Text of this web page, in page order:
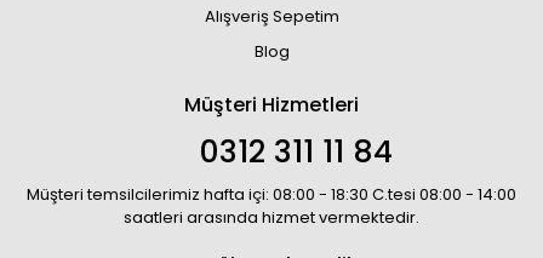
Alışveriş Sepetim
Blog
Müşteri Hizmetleri
0312 311 11 84
Müşteri temsilcilerimiz hafta içi: 08:00 - 18:30 C.tesi 08:00 - 14:00
saatleri arasında hizmet vermektedir.